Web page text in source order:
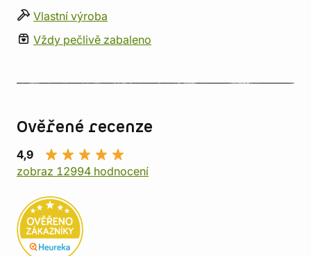
Vlastní výroba
Vždy pečlivě zabaleno
Ověřené recenze
4,9
zobraz 12994 hodnocení